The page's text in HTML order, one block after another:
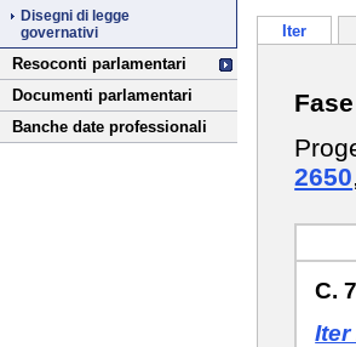
Disegni di legge
governativi
Resoconti parlamentari
Documenti parlamentari
Banche date professionali
Iter
2650
C.
Iter